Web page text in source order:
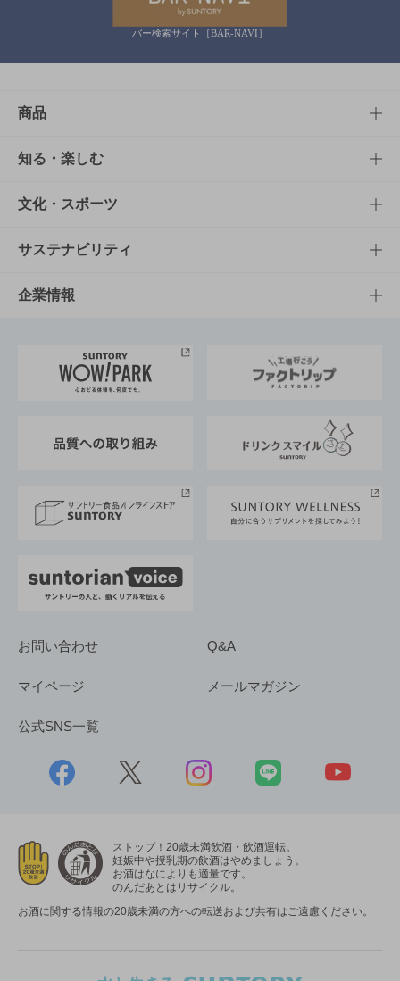
バー検索サイト［BAR-NAVI］
商品
商品TOP
商品一覧
商品発売情報
栄養成分一覧
知る・楽しむ
知る・楽しむTOP
キャンペーン
工場見学
地域情報
文化・スポーツ
文化・スポーツTOP
サントリーホール
サントリーサンバーズ大阪
サステナビリティ
サステナビリティTOP
サントリーが考えるサステナビリティ経営
企業情報
企業概要
採用情報
お問い合わせ Q&A
マイページ メールマガジン
公式SNS一覧
ストップ！20歳未満飲酒・飲酒運転。
妊娠中や授乳期の飲酒はやめましょう。
お酒はなによりも適量です。
のんだあとはリサイクル。
お酒に関する情報の20歳未満の方への転送および共有はご遠慮ください。